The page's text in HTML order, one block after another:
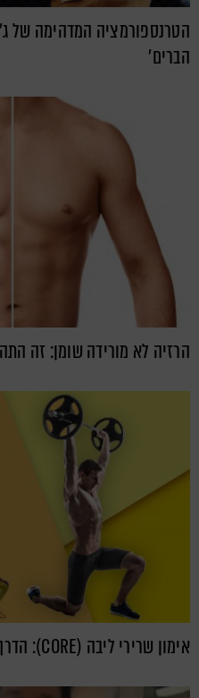
הטרנספורמציה המדהימה של
הברים'
הרזיה לא מורידה שומן: זה
אימון שרירי ליבה (CORE): הדרך לריבועים ועוד הרבה יותר